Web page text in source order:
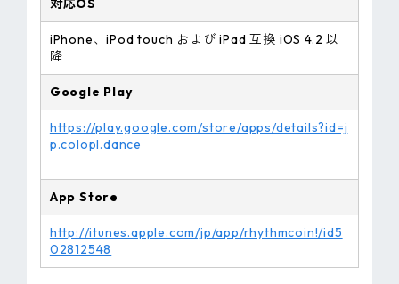
対応OS
iPhone、iPod touch および iPad 互換 iOS 4.2 以
降
Google Play
https://play.google.com/store/apps/details?id=j
p.colopl.dance
App Store
http://itunes.apple.com/jp/app/rhythmcoin!/id5
02812548